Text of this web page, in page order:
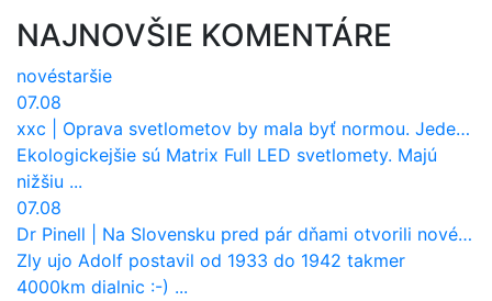
NAJNOVŠIE KOMENTÁRE
novéstaršie
07.08
xxc
Oprava svetlometov by mala byť normou. Jeden nový dnes stojí priemerne 1251 eur!
Ekologickejšie sú Matrix Full LED svetlomety. Majú
nižšiu ...
07.08
Dr Pinell
Na Slovensku pred pár dňami otvorili nové mosty, ktoré to sú?
Zly ujo Adolf postavil od 1933 do 1942 takmer
4000km dialnic :-) ...